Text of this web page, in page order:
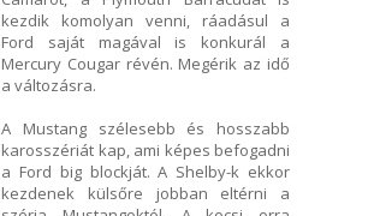
kezdik komolyan venni, ráadásul a
Ford saját magával is konkurál a
Mercury Cougar révén. Megérik az idő
a változásra.
A Mustang szélesebb és hosszabb
karosszériát kap, ami képes befogadni
a Ford big blockját. A Shelby-k ekkor
kezdenek külsőre jobban eltérni a